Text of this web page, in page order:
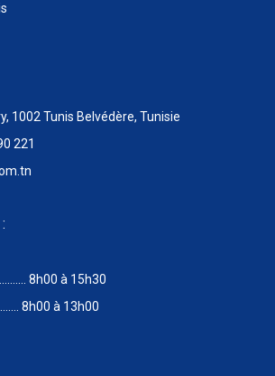
1002 Tunis Belvédère, Tunisie
221
8h00 à 15h30
8h00 à 13h00